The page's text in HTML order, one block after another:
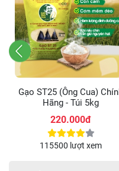
Gạo ST25 (Ông Cua) Lúa
Tôm Chính Hãng - Túi 5kg
235.000đ
69137 lượt xem